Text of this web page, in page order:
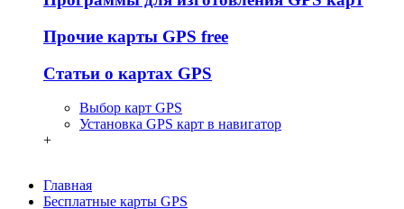
Прочие карты GPS free
Статьи о картах GPS
Выбор карт GPS
Установка GPS карт в навигатор
+
Главная
Бесплатные карты GPS